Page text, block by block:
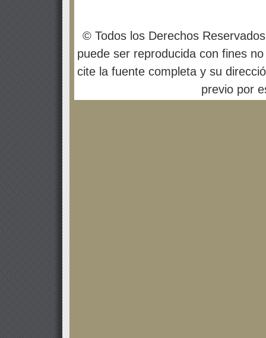
© Todos los Derechos
puede ser reproducida con fines
cite la fuente completa y su
previo por